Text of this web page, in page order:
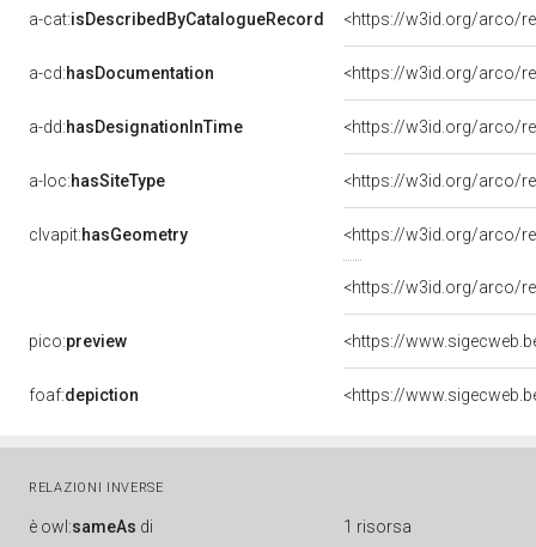
a-cat:isDescribedByCatalogueRecord <https://w3id.org/arco/
a-cd:hasDocumentation
a-dd:hasDesignationInTime <https://w3id.org/arco/
a-loc:hasSiteType <https://w3id.org/arco/
clvapit:hasGeometry <https://w3id.org/arco/
<https://w3id.org/arco/
pico:preview <https://
foaf:depiction <https://
RELAZIONI INVERSE
è owl:sameAs di 1 risorsa